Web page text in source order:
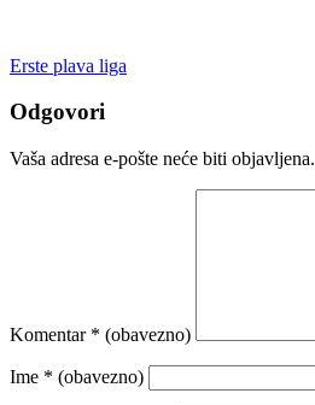
Erste plava liga
Odgovori
Vaša adresa e-pošte neće biti objavljena.
Komentar * (obavezno)
Ime * (obavezno)